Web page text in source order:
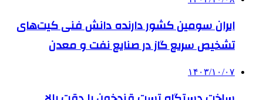
ایران سومین کشور دارنده دانش فنی کیت‌های
تشخیص سریع گاز در صنایع نفت و معدن
۱۴۰۳/۱۰/۰۷